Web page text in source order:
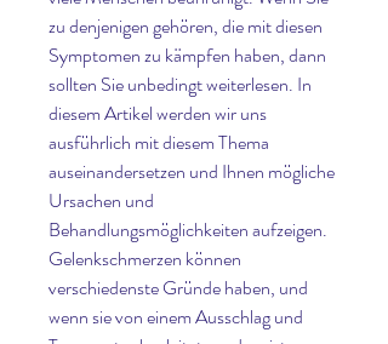
zu denjenigen gehören, die mit diesen
Symptomen zu kämpfen haben, dann
sollten Sie unbedingt weiterlesen. In
diesem Artikel werden wir uns
ausführlich mit diesem Thema
auseinandersetzen und Ihnen mögliche
Ursachen und
Behandlungsmöglichkeiten aufzeigen.
Gelenkschmerzen können
verschiedenste Gründe haben, und
wenn sie von einem Ausschlag und